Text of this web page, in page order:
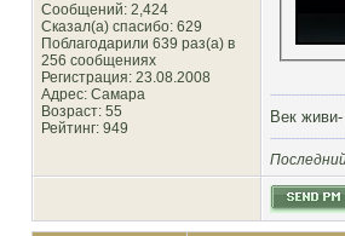
Сообщений: 2,424
Сказал(а) спасибо: 629
Поблагодарили 639 раз(а) в
256 сообщениях
Регистрация: 23.08.2008
Адрес: Самара
Возраст: 55
Рейтинг: 949
Век живи-